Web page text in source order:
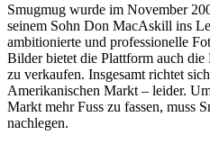
Smugmug wurde im November
seinem Sohn Don MacAskill ins
ambitionierte und professionelle
Bilder bietet die Plattform auch
zu verkaufen. Insgesamt richtet
Amerikanischen Markt – leider.
Markt mehr Fuss zu fassen, muss
nachlegen.